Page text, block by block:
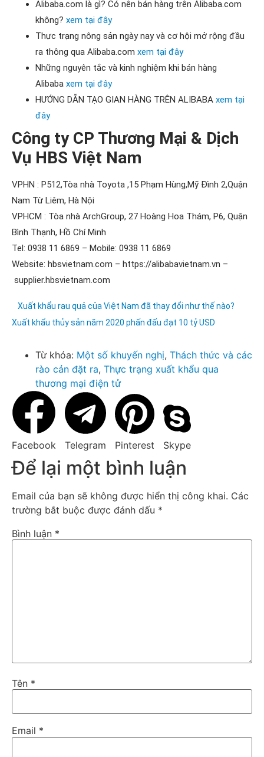
Alibaba.com là gì? ​​​​​Có nên bán hàng trên Alibaba.com
không? xem tại đây
Thực trạng nông sản ngày nay và cơ hội mở rộng đầu
ra thông qua Alibaba.com xem tại đây
Những nguyên tắc và kinh nghiệm khi bán hàng
Alibaba xem tại đây
HƯỚNG DẪN TẠO GIAN HÀNG TRÊN ALIBABA xem tại
đây
Công ty CP Thương Mại & Dịch
Vụ HBS Việt Nam
VPHN : P512,Tòa nhà Toyota ,15 Phạm Hùng,Mỹ Đình 2,Quận
Nam Từ Liêm, Hà Nội
VPHCM : Tòa nhà ArchGroup, 27 Hoàng Hoa Thám, P6, Quận
Bình Thạnh, Hồ Chí Minh
Tel: 0938 11 6869 – Mobile: 0938 11 6869
Website: hbsvietnam.com – https://alibabavietnam.vn –
supplier.hbsvietnam.com
Xuất khẩu rau quả của Việt Nam đã thay đổi như thế nào?
Xuất khẩu thủy sản năm 2020 phấn đấu đạt 10 tỷ USD
Từ khóa: Một số khuyến nghị, Thách thức và các
rào cản đặt ra, Thực trạng xuất khẩu qua
thương mại điện tử
Facebook Telegram Pinterest Skype
Để lại một bình luận
Email của bạn sẽ không được hiển thị công khai. Các
trường bắt buộc được đánh dấu *
Bình luận *
Tên *
Email *